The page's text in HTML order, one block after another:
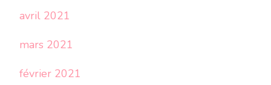
avril 2021
mars 2021
février 2021